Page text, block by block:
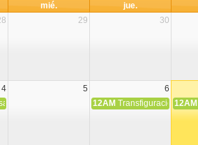
mié. jue.
29 30
4 5 6
a Japón. 12AM Transfiguración del
12AM